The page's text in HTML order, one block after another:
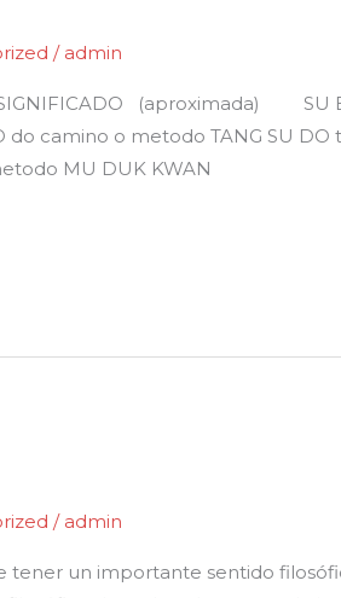
/ admin
(aproximada) SU
camino o metodo TANG SU
MU DUK KWAN
/ admin
tener un importante sentido